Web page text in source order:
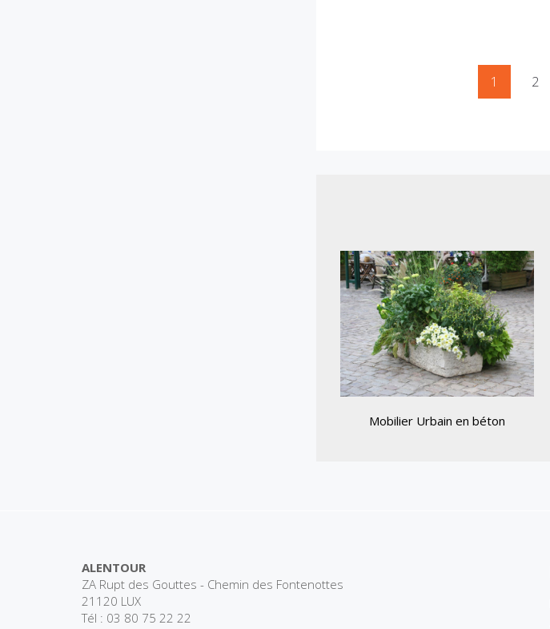
1 2
Mobilier Urbain en béton
ALENTOUR
ZA Rupt des Gouttes - Chemin des Fontenottes
21120 LUX
Tél : 03 80 75 22 22